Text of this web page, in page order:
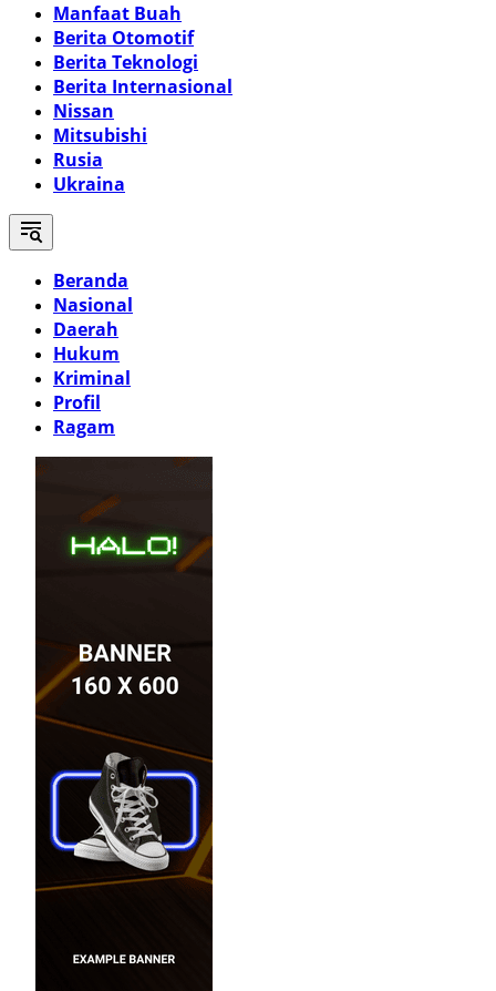
Manfaat Buah
Berita Otomotif
Berita Teknologi
Berita Internasional
Nissan
Mitsubishi
Rusia
Ukraina
Beranda
Nasional
Daerah
Hukum
Kriminal
Profil
Ragam